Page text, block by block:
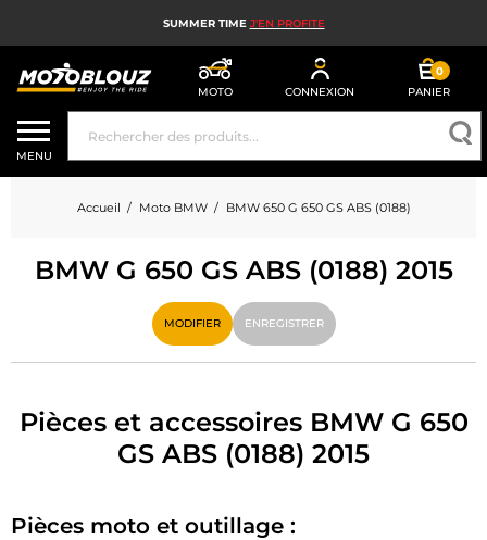
SUMMER TIME J'EN PROFITE
MOTO CONNEXION
0
PANIER
CASQUE MOTO
ÉQUIPEMENT MOTO HOMME
ÉQUIPEMENT MOTO FEMME
MX, ENDURO ET TRIAL
HIGH TECH MOTO
AIRBAG MOTO
PIÈCES MOTO ET OUTILLAGE
ACCESSOIRES MOTO
MENU
Accueil Moto BMW BMW 650 G 650 GS ABS (0188)
BMW G 650 GS ABS (0188) 2015
MODIFIER ENREGISTRER
Pièces et accessoires BMW G 650
GS ABS (0188) 2015
Pièces moto et outillage :